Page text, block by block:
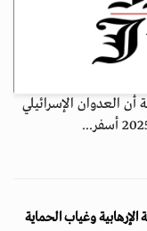
أن العدوان الإسرائيلي
وغياب الحماية